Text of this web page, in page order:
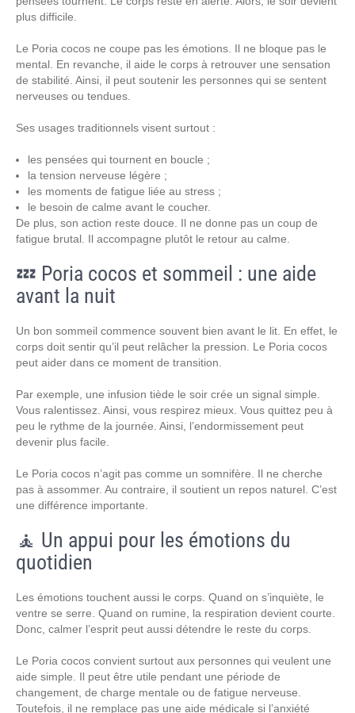
plus difficile.
Le Poria cocos ne coupe pas les émotions. Il ne bloque pas le
mental. En revanche, il aide le corps à retrouver une sensation
de stabilité. Ainsi, il peut soutenir les personnes qui se sentent
nerveuses ou tendues.
Ses usages traditionnels visent surtout :
les pensées qui tournent en boucle ;
la tension nerveuse légère ;
les moments de fatigue liée au stress ;
le besoin de calme avant le coucher.
De plus, son action reste douce. Il ne donne pas un coup de
fatigue brutal. Il accompagne plutôt le retour au calme.
💤 Poria cocos et sommeil : une aide
avant la nuit
Un bon sommeil commence souvent bien avant le lit. En effet, le
corps doit sentir qu’il peut relâcher la pression. Le Poria cocos
peut aider dans ce moment de transition.
Par exemple, une infusion tiède le soir crée un signal simple.
Vous ralentissez. Ainsi, vous respirez mieux. Vous quittez peu à
peu le rythme de la journée. Ainsi, l’endormissement peut
devenir plus facile.
Le Poria cocos n’agit pas comme un somnifère. Il ne cherche
pas à assommer. Au contraire, il soutient un repos naturel. C’est
une différence importante.
🧘 Un appui pour les émotions du
quotidien
Les émotions touchent aussi le corps. Quand on s’inquiète, le
ventre se serre. Quand on rumine, la respiration devient courte.
Donc, calmer l’esprit peut aussi détendre le reste du corps.
Le Poria cocos convient surtout aux personnes qui veulent une
aide simple. Il peut être utile pendant une période de
changement, de charge mentale ou de fatigue nerveuse.
Toutefois, il ne remplace pas une aide médicale si l’anxiété